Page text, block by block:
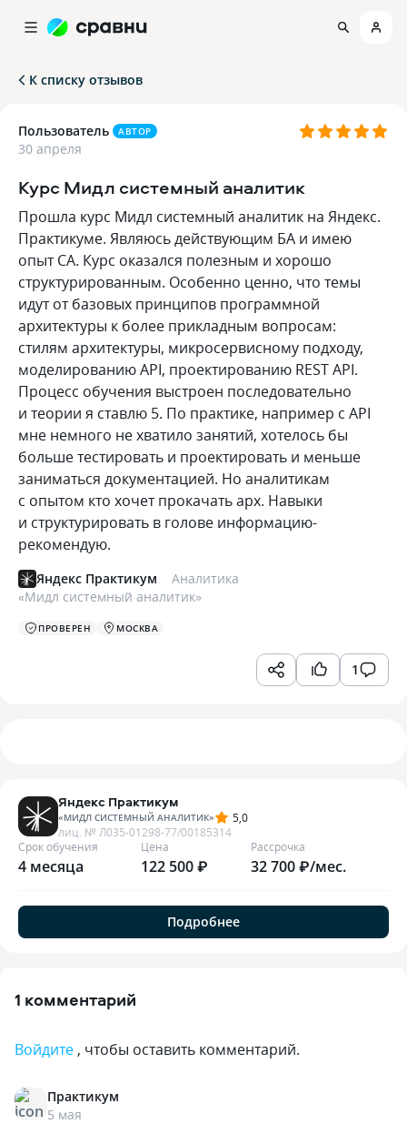
К списку отзывов
Пользователь АВТОР
30 апреля
Курс Мидл системный аналитик
Прошла курс Мидл системный аналитик на Яндекс.
Практикуме. Являюсь действующим БА и имею
опыт СА. Курс оказался полезным и хорошо
структурированным. Особенно ценно, что темы
идут от базовых принципов программной
архитектуры к более прикладным вопросам:
стилям архитектуры, микросервисному подходу,
моделированию API, проектированию REST API.
Процесс обучения выстроен последовательно
и теории я ставлю 5. По практике, например с API
мне немного не хватило занятий, хотелось бы
больше тестировать и проектировать и меньше
заниматься документацией. Но аналитикам
с опытом кто хочет прокачать арх. Навыки
и структурировать в голове информацию-
рекомендую.
Яндекс Практикум
Аналитика
«Мидл системный аналитик»
ПРОВЕРЕН МОСКВА
1
Яндекс Практикум
«МИДЛ СИСТЕМНЫЙ АНАЛИТИК»
5,0
лиц. № Л035-01298-77/00185314
Срок обучения
4 месяца
Цена
122 500 ₽
Рассрочка
32 700 ₽/мес.
Подробнее
1 комментарий
Войдите , чтобы оставить комментарий.
Практикум
5 мая